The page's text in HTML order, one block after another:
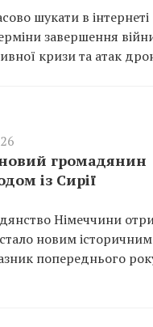
шукати в інтернеті
завершення
кризи та атак
громадянин
із Сирії
Німеччини
новим
попереднього